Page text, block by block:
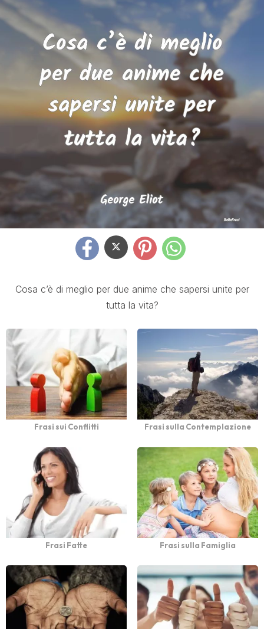
Cosa c’è di meglio per due anime che sapersi unite per
tutta la vita?
Frasi sui Conflitti Frasi sulla Contemplazione
Frasi Fatte Frasi sulla Famiglia